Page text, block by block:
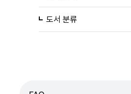
도서 분류